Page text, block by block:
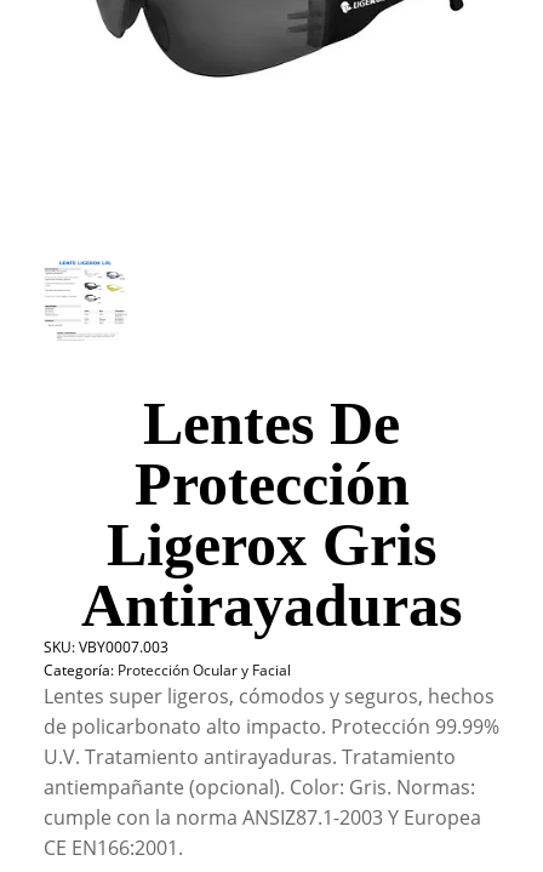
Lentes De
Protección
Ligerox Gris
Antirayaduras
SKU:VBY0007.003
Categoría: Protección Ocular y Facial
Lentes super ligeros, cómodos y seguros, hechos
de policarbonato alto impacto. Protección 99.99%
U.V. Tratamiento antirayaduras. Tratamiento
antiempañante (opcional). Color: Gris. Normas:
cumple con la norma ANSIZ87.1-2003 Y Europea
CE EN166:2001.